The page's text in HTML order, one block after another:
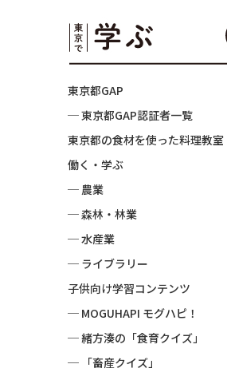
東京都GAP
─ 東京都GAP認証者一覧
東京都の食材を使った料理教室
働く・学ぶ
─ 農業
─ 森林・林業
─ 水産業
─ ライブラリー
子供向け学習コンテンツ
─ MOGUHAPI モグハピ！
─ 緒方湊の「食育クイズ」
─ 「畜産クイズ」